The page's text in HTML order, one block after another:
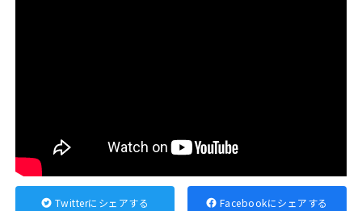
Twitterにシェアする Facebookにシェアする